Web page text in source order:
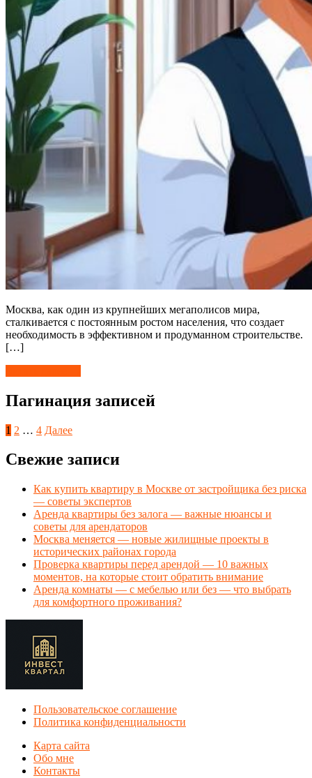
Москва, как один из крупнейших мегаполисов мира,
сталкивается с постоянным ростом населения, что создает
необходимость в эффективном и продуманном строительстве.
[…]
Пагинация записей
1 2 … 4 Далее
Свежие записи
Как купить квартиру в Москве от застройщика без риска
— советы экспертов
Аренда квартиры без залога — важные нюансы и
советы для арендаторов
Москва меняется — новые жилищные проекты в
исторических районах города
Проверка квартиры перед арендой — 10 важных
моментов, на которые стоит обратить внимание
Аренда комнаты — с мебелью или без — что выбрать
для комфортного проживания?
Пользовательское соглашение
Политика конфиденциальности
Карта сайта
Обо мне
Контакты